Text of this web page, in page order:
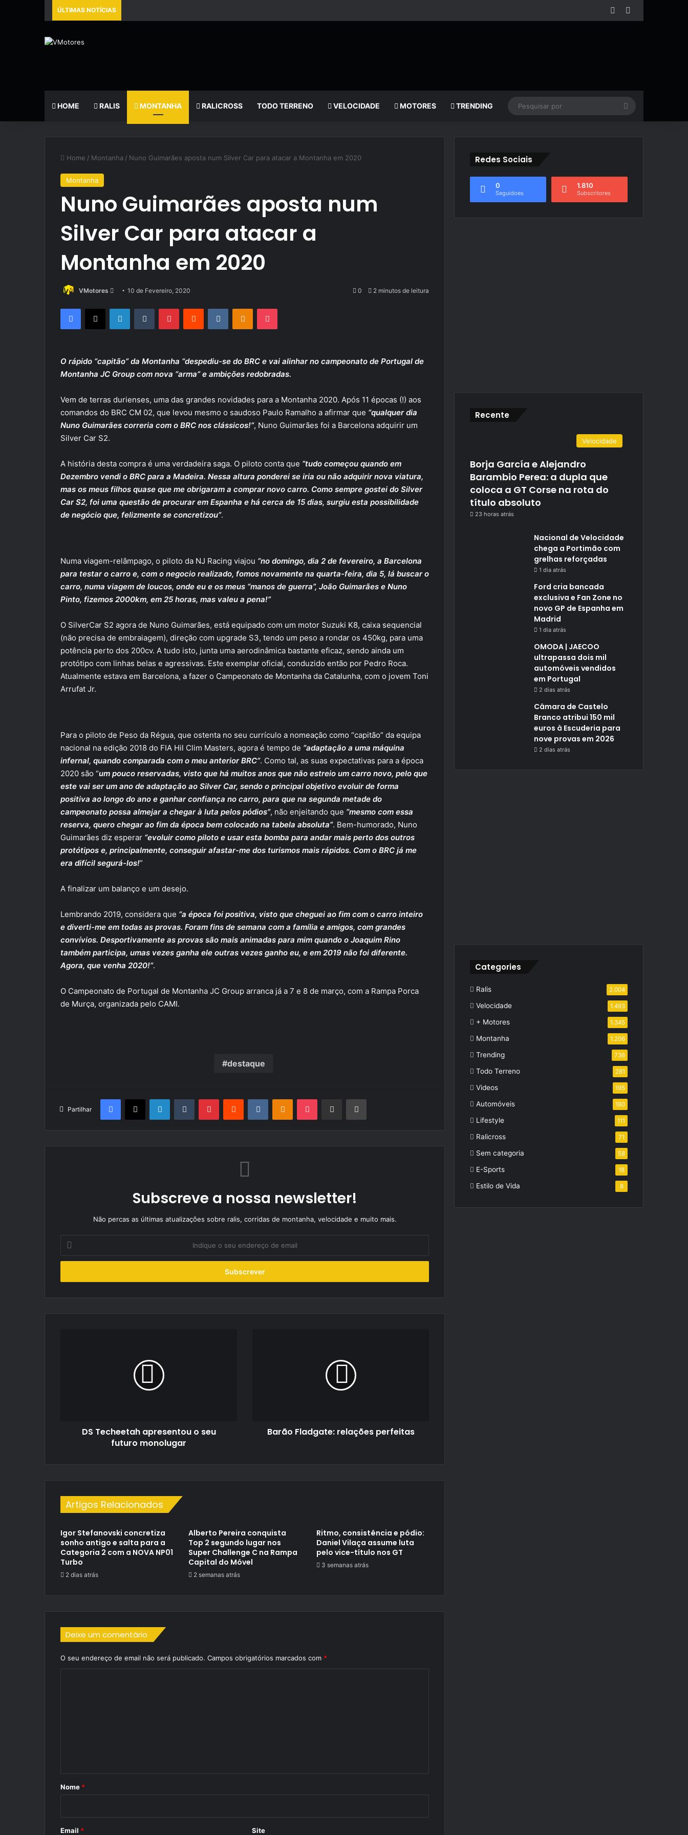
ÚLTIMAS NOTÍCIAS Facebook
HOME RALIS MONTANHA RALICROSS TODO TERRENO VELOCIDADE MOTORES TRENDING
Pesquisar
Home / Montanha / Nuno Guimarães aposta num Silver Car para atacar a Montanha em 2020
Montanha
Nuno Guimarães aposta num
Silver Car para atacar a
Montanha em 2020
VMotores
Send
email
10 de Fevereiro, 2020 0 2 minutos de leitura
Facebook
X LinkedInTumblr PinterestReddit VKontakteOdnoklassniki
Pocket
O rápido “capitão” da Montanha “despediu-se do BRC e vai alinhar no campeonato de Portugal de
Montanha JC Group com nova “arma” e ambições redobradas.
Vem de terras durienses, uma das grandes novidades para a Montanha 2020. Após 11 épocas (!) aos
comandos do BRC CM 02, que levou mesmo o saudoso Paulo Ramalho a afirmar que “qualquer dia
Nuno Guimarães correria com o BRC nos clássicos!”, Nuno Guimarães foi a Barcelona adquirir um
Silver Car S2.
A história desta compra é uma verdadeira saga. O piloto conta que “tudo começou quando em
Dezembro vendi o BRC para a Madeira. Nessa altura ponderei se iria ou não adquirir nova viatura,
mas os meus filhos quase que me obrigaram a comprar novo carro. Como sempre gostei do Silver
Car S2, foi uma questão de procurar em Espanha e há cerca de 15 dias, surgiu esta possibilidade
de negócio que, felizmente se concretizou”.
Numa viagem-relâmpago, o piloto da NJ Racing viajou “no domingo, dia 2 de fevereiro, a Barcelona
para testar o carro e, com o negocio realizado, fomos novamente na quarta-feira, dia 5, lá buscar o
carro, numa viagem de loucos, onde eu e os meus “manos de guerra”, João Guimarães e Nuno
Pinto, fizemos 2000km, em 25 horas, mas valeu a pena!”
O SilverCar S2 agora de Nuno Guimarães, está equipado com um motor Suzuki K8, caixa sequencial
(não precisa de embraiagem), direção com upgrade S3, tendo um peso a rondar os 450kg, para uma
potência perto dos 200cv. A tudo isto, junta uma aerodinâmica bastante eficaz, sendo ainda um
protótipo com linhas belas e agressivas. Este exemplar oficial, conduzido então por Pedro Roca.
Atualmente estava em Barcelona, a fazer o Campeonato de Montanha da Catalunha, com o jovem Toni
Arrufat Jr.
Para o piloto de Peso da Régua, que ostenta no seu currículo a nomeação como “capitão” da equipa
nacional na edição 2018 do FIA Hil Clim Masters, agora é tempo de “adaptação a uma máquina
infernal, quando comparada com o meu anterior BRC”. Como tal, as suas expectativas para a época
2020 são “um pouco reservadas, visto que há muitos anos que não estreio um carro novo, pelo que
este vai ser um ano de adaptação ao Silver Car, sendo o principal objetivo evoluir de forma
positiva ao longo do ano e ganhar confiança no carro, para que na segunda metade do
campeonato possa almejar a chegar à luta pelos pódios”, não enjeitando que “mesmo com essa
reserva, quero chegar ao fim da época bem colocado na tabela absoluta”. Bem-humorado, Nuno
Guimarães diz esperar “evoluir como piloto e usar esta bomba para andar mais perto dos outros
protótipos e, principalmente, conseguir afastar-me dos turismos mais rápidos. Com o BRC já me
era difícil segurá-los!”
A finalizar um balanço e um desejo.
Lembrando 2019, considera que “a época foi positiva, visto que cheguei ao fim com o carro inteiro
e diverti-me em todas as provas. Foram fins de semana com a família e amigos, com grandes
convívios. Desportivamente as provas são mais animadas para mim quando o Joaquim Rino
também participa, umas vezes ganha ele outras vezes ganho eu, e em 2019 não foi diferente.
Agora, que venha 2020!”.
O Campeonato de Portugal de Montanha JC Group arranca já a 7 e 8 de março, com a Rampa Porca
de Murça, organizada pelo CAMI.
destaque
Partilhar
Facebook
X LinkedInTumblr PinterestReddit VKontakteOdnoklassniki
Pocket Partilhar Via Email Imprimir
Subscreve a nossa newsletter!
Não percas as últimas atualizações sobre ralis, corridas de montanha, velocidade e muito mais.
Indique
seu
de
DS Techeetah apresentou o seu
futuro monolugar
Barão Fladgate: relações perfeitas
Artigos Relacionados
Igor Stefanovski concretiza
sonho antigo e salta para a
Categoria 2 com a NOVA NP01
Turbo
2 dias atrás
Alberto Pereira conquista
Top 2 segundo lugar nos
Super Challenge C na Rampa
Capital do Móvel
2 semanas atrás
Ritmo, consistência e pódio:
Daniel Vilaça assume luta
pelo vice-título nos GT
3 semanas atrás
Deixe um comentário
O seu endereço de email não será publicado. Campos obrigatórios marcados com *
r
*
Nome *
Email * Site
Redes Sociais
0
Seguidoes
1.810
Subscritores
Recente
Velocidade
Borja García e Alejandro
Barambio Perea: a dupla que
coloca a GT Corse na rota do
título absoluto
23 horas atrás
Nacional de Velocidade
chega a Portimão com
grelhas reforçadas
1 dia atrás
Ford cria bancada
exclusiva e Fan Zone no
novo GP de Espanha em
Madrid
1 dia atrás
OMODA | JAECOO
ultrapassa dois mil
automóveis vendidos
em Portugal
2 dias atrás
Câmara de Castelo
Branco atribui 150 mil
euros à Escuderia para
nove provas em 2026
2 dias atrás
Categories
Ralis 2.004
Velocidade 1.493
+ Motores 1.345
Montanha 1.206
Trending 736
Todo Terreno 281
Videos 195
Automóveis 180
Lifestyle 111
Ralicross 71
Sem categoria 58
E-Sports 18
Estilo de Vida 8